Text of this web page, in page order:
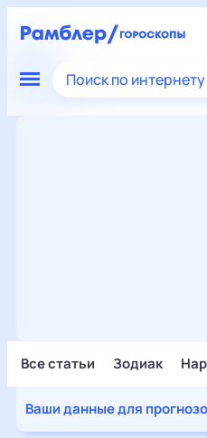
Поиск по интернету
Все статьи Зодиак
Ваши данные для